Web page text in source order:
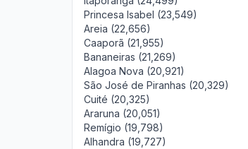
Princesa Isabel (23,549)
Areia (22,656)
Caaporã (21,955)
Bananeiras (21,269)
Alagoa Nova (20,921)
São José de Piranhas (20,329)
Cuité (20,325)
Araruna (20,051)
Remígio (19,798)
Alhandra (19,727)